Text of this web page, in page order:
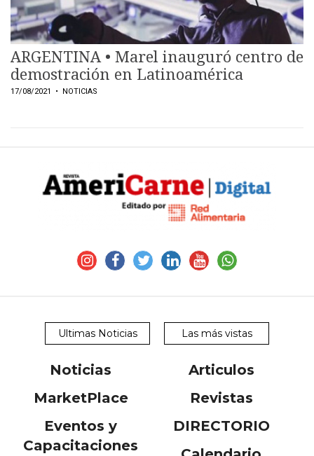
ARGENTINA • Marel inauguró centro de
demostración en Latinoamérica
17/08/2021 • NOTICIAS
Ultimas Noticias Las más vistas
Noticias
Articulos
MarketPlace
Revistas
Eventos y
Capacitaciones
DIRECTORIO